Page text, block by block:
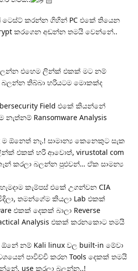
ටෙස්ට් කරන්න ගිහින් PC එකේ තියෙන
කරගෙන අඬන්න තමයි වෙන්නේ..
එහෙම ලින්ක් එකක් මට නම්
බලන්න තිබ්බා හරියටම මොකක්ද
Field එකේ කියන්නේ
නැත්නම් Ransomware Analysis
ම ඕනෙත් නෑ.! සාමාන්‍ය කෙනෙකුට සැක
එකක් හරි ආවොත්, virustotal com
කරලා බලන්න පුළුවන්… ඒක සාමන්‍ය
කැම්පස් එකේ උගන්වන CIA
තමන්ගේම කියලා Lab එකක්
එකක් දෙකක් බාලා Reverse
Analysis එකක් කරනකොට තමයි
ඕනේ නම් Kali linux වල built-in මේවා
පාවිච්චි කරන Tools දෙකක් තමයි
use කරලා බලන්න..!